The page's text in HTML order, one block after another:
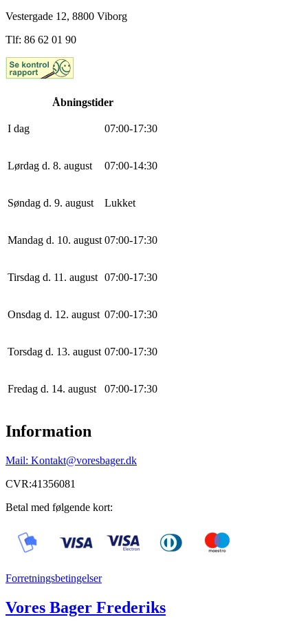
Vestergade 12, 8800 Viborg
Tlf: 86 62 01 90
Åbningstider
I dag 07:00-17:30
Lørdag d. 8. august 07:00-14:30
Søndag d. 9. august Lukket
Mandag d. 10. august 07:00-17:30
Tirsdag d. 11. august 07:00-17:30
Onsdag d. 12. august 07:00-17:30
Torsdag d. 13. august 07:00-17:30
Fredag d. 14. august 07:00-17:30
Information
Mail: Kontakt@voresbager.dk
CVR:41356081
Betal med følgende kort:
Forretningsbetingelser
Vores Bager Frederiks